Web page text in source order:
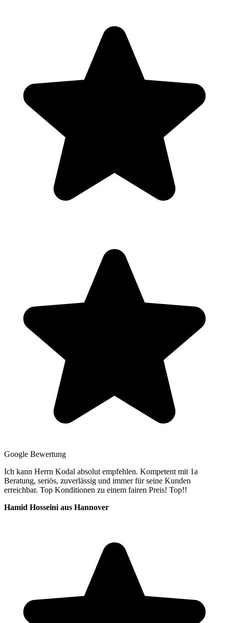
Google Bewertung
Ich kann Herrn Kodal absolut empfehlen. Kompetent mit 1a
Beratung, seriös, zuverlässig und immer für seine Kunden
erreichbar. Top Konditionen zu einem fairen Preis! Top!!
Hamid Hosseini aus Hannover